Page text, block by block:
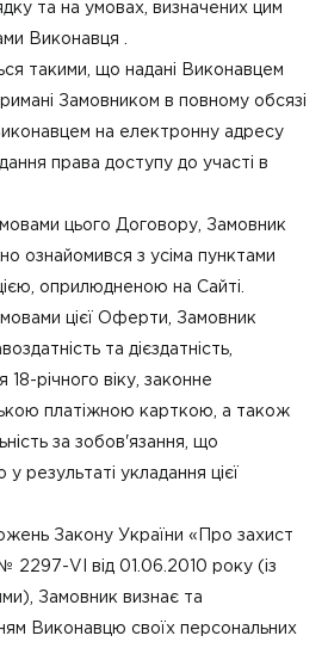
та на умовах, визначених цим
Виконавця .
такими, що надані Виконавцем
Замовником в повному обсязі
на електронну адресу
права доступу до участі в
цього Договору, Замовник
ознайомився з усіма пунктами
оприлюдненою на Сайті.
цієї Оферти, Замовник
та дієздатність,
річного віку, законне
платіжною карткою, а також
за зобов'язання, що
результаті укладання цієї
Закону України «Про захист
2297-VI від 01.06.2010 року (із
Замовник визнає та
Виконавцю своїх персональних